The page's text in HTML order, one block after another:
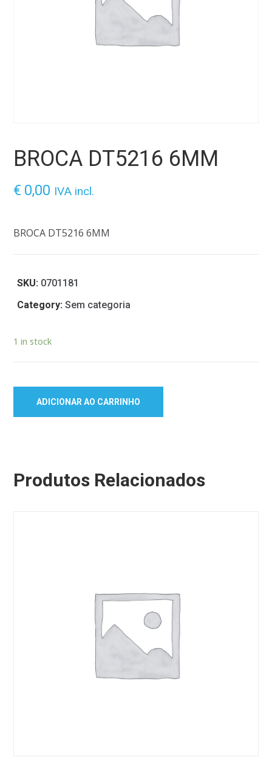
BROCA DT5216 6MM
€ 0,00 IVA incl.
BROCA DT5216 6MM
SKU: 0701181
Category:Sem categoria
1 in stock
ADICIONAR AO CARRINHO
Produtos Relacionados